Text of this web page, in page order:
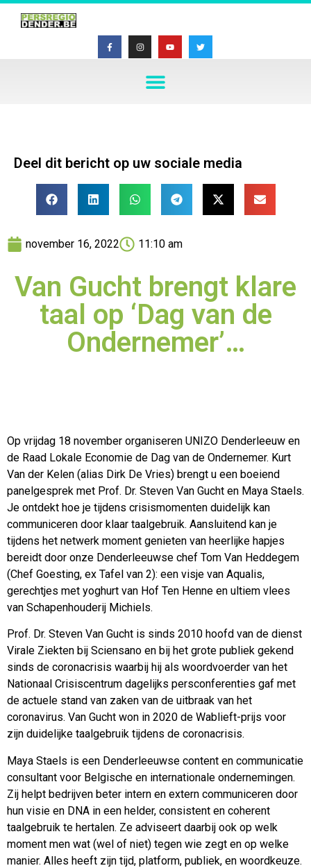
Deel dit bericht op uw sociale media
november 16, 2022 11:10 am
Van Gucht brengt klare
taal op ‘Dag van de
Ondernemer’…
Op vrijdag 18 november organiseren UNIZO Denderleeuw en
de Raad Lokale Economie de Dag van de Ondernemer. Kurt
Van der Kelen (alias Dirk De Vries) brengt u een boeiend
panelgesprek met Prof. Dr. Steven Van Gucht en Maya Staels.
Je ontdekt hoe je tijdens crisismomenten duidelijk kan
communiceren door klaar taalgebruik. Aansluitend kan je
tijdens het netwerk moment genieten van heerlijke hapjes
bereidt door onze Denderleeuwse chef Tom Van Heddegem
(Chef Goesting, ex Tafel van 2): een visje van Aqualis,
gerechtjes met yoghurt van Hof Ten Henne en ultiem vlees
van Schapenhouderij Michiels.
Prof. Dr. Steven Van Gucht is sinds 2010 hoofd van de dienst
Virale Ziekten bij Sciensano en bij het grote publiek gekend
sinds de coronacrisis waarbij hij als woordvoerder van het
Nationaal Crisiscentrum dagelijks persconferenties gaf met
de actuele stand van zaken van de uitbraak van het
coronavirus. Van Gucht won in 2020 de Wablieft-prijs voor
zijn duidelijke taalgebruik tijdens de coronacrisis.
Maya Staels is een Denderleeuwse content en communicatie
consultant voor Belgische en internationale ondernemingen.
Zij helpt bedrijven beter intern en extern communiceren door
hun visie en DNA in een helder, consistent en coherent
taalgebruik te hertalen. Ze adviseert daarbij ook op welk
moment men wat (wel of niet) tegen wie zegt en op welke
manier. Alles heeft zijn tijd, platform, publiek, en woordkeuze.